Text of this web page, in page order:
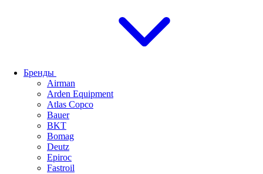
Бренды
Airman
Arden Equipment
Atlas Сopco
Bauer
BKT
Bomag
Deutz
Epiroc
Fastroil